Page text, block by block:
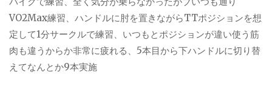
VO2Max練習、ハンドルに肘を置きながらTTポジションを想
定して1分サークルで練習、いつもとポジションが違い使う筋
肉も違うからか非常に疲れる、5本目から下ハンドルに切り替
えてなんとか9本実施